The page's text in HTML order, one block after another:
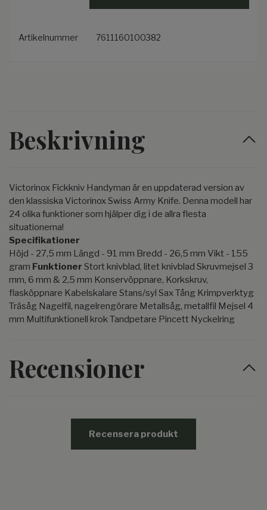
Artikelnummer 7611160100382
Beskrivning
Victorinox Fickkniv Handyman är en uppdaterad version av
den klassiska Victorinox Swiss Army Knife. Denna modell har
24 olika funktioner som hjälper dig i de allra flesta
situationerna!
Specifikationer
Höjd - 27,5 mm Längd - 91 mm Bredd - 26,5 mm Vikt - 155
gram Funktioner Stort knivblad, litet knivblad Skruvmejsel 3
mm, 6 mm & 2,5 mm Konservöppnare, Korkskruv,
flasköppnare Kabelskalare Stans/syl Sax Tång Krimpverktyg
Träsåg Nagelfil, nagelrengörare Metallsåg, metallfil Mejsel 4
mm Multifunktionell krok Tandpetare Pincett Nyckelring
Recensioner
Recensera produkt